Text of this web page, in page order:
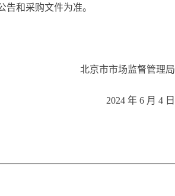
和采购文件为准。
北京市市场监督管理局
2024 年 6 月 4 日